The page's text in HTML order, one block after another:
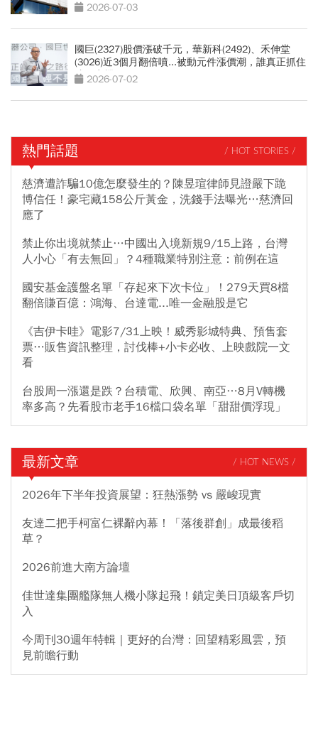
2026-07-03
國巨(2327)股價漲破千元，華新科(2492)、禾伸堂
(3026)近3個月翻倍噴...被動元件漲價潮，誰真正抓住
成長商機？
2026-07-02
熱門話題 / HOT STORIES /
慈濟遭詐騙10億怎麼發生的？陳昱瑄律師見證嚴下跪
博信任！豪宅藏158公斤黃金，洗錢手法曝光…慈濟回
應了
禁止你出境就禁止…中國出入境新規9/15上路，台灣
人小心「有去無回」？4種職業特別注意：前例在這
國安基金護盤名單「存起來下次卡位」！279天買8檔
翻倍賺百億：鴻海、台達電...唯一金融股是它
《吉伊卡哇》電影7/31上映！威秀影城特典、預售套
票…販售資訊整理，討伐棒+小卡必收、上映戲院一文
看
台股周一漲還是跌？台積電、欣興、南亞…8月V轉機
率多高？先看股市老手16檔口袋名單「甜甜價浮現」
最新文章 / HOT NEWS /
2026年下半年投資展望：狂熱漲勢 vs 嚴峻現實
友達二把手柯富仁裸辭內幕！「落後群創」成最後稻
草？
2026前進大南方論壇
佳世達集團艦隊無人機小隊起飛！鎖定美日頂級客戶切
入
今周刊30週年特輯｜更好的台灣：回望精彩風雲，預
見前瞻行動